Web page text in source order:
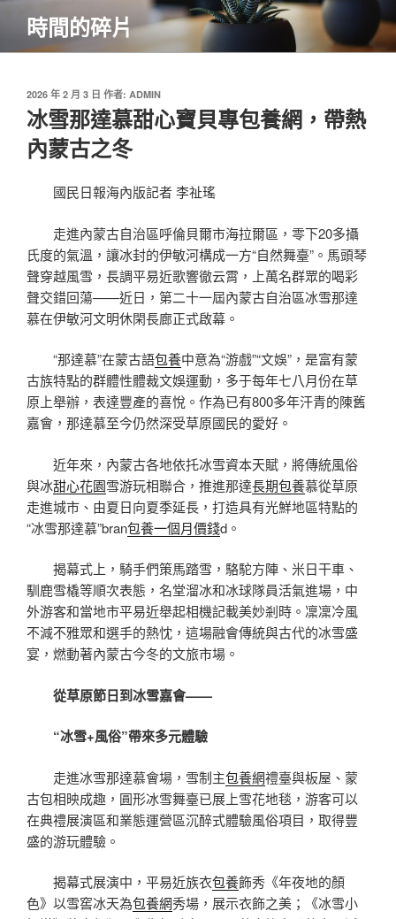
主
時間的碎片
發
佈
於
2026 年 2 月 3 日 作者: ADMIN
冰雪那達慕甜心寶貝專包養網，帶熱
內蒙古之冬
國民日報海內版記者 李祉瑤
走進內蒙古自治區呼倫貝爾市海拉爾區，零下20多攝
氏度的氣溫，讓冰封的伊敏河構成一方“自然舞臺”。馬頭琴
聲穿越風雪，長調平易近歌響徹云霄，上萬名群眾的喝彩
聲交錯回蕩——近日，第二十一屆內蒙古自治區冰雪那達
慕在伊敏河文明休閑長廊正式啟幕。
“那達慕”在蒙古語包養中意為“游戲”“文娛”，是富有蒙
古族特點的群體性體裁文娛運動，多于每年七八月份在草
原上舉辦，表達豐產的喜悅。作為已有800多年汗青的陳舊
嘉會，那達慕至今仍然深受草原國民的愛好。
近年來，內蒙古各地依托冰雪資本天賦，將傳統風俗
與冰甜心花園雪游玩相聯合，推進那達長期包養慕從草原
走進城市、由夏日向夏季延長，打造具有光鮮地區特點的
“冰雪那達慕”bran包養一個月價錢d。
揭幕式上，騎手們策馬踏雪，駱駝方陣、米日干車、
馴鹿雪橇等順次表態，名堂溜冰和冰球隊員活氣進場，中
外游客和當地市平易近舉起相機記載美妙剎時。凜凜冷風
不減不雅眾和選手的熱忱，這場融會傳統與古代的冰雪盛
宴，燃動著內蒙古今冬的文旅市場。
從草原節日到冰雪嘉會——
“冰雪+風俗”帶來多元體驗
走進冰雪那達慕會場，雪制主包養網禮臺與板屋、蒙
古包相映成趣，圓形冰雪舞臺已展上雪花地毯，游客可以
在典禮展演區和業態運營區沉醉式體驗風俗項目，取得豐
盛的游玩體驗。
揭幕式展演中，平易近族衣包養飾秀《年夜地的顏
色》以雪窖冰天為包養網秀場，展示衣飾之美；《冰雪小